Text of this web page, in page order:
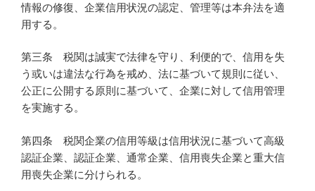
情報の修復、企業信用状況の認定、管理等は本弁法を適
用する。
第三条 税関は誠実で法律を守り、利便的で、信用を失
う或いは違法な行為を戒め、法に基づいて規則に従い、
公正に公開する原則に基づいて、企業に対して信用管理
を実施する。
第四条 税関企業の信用等級は信用状況に基づいて高級
認証企業、認証企業、通常企業、信用喪失企業と重大信
用喪失企業に分けられる。